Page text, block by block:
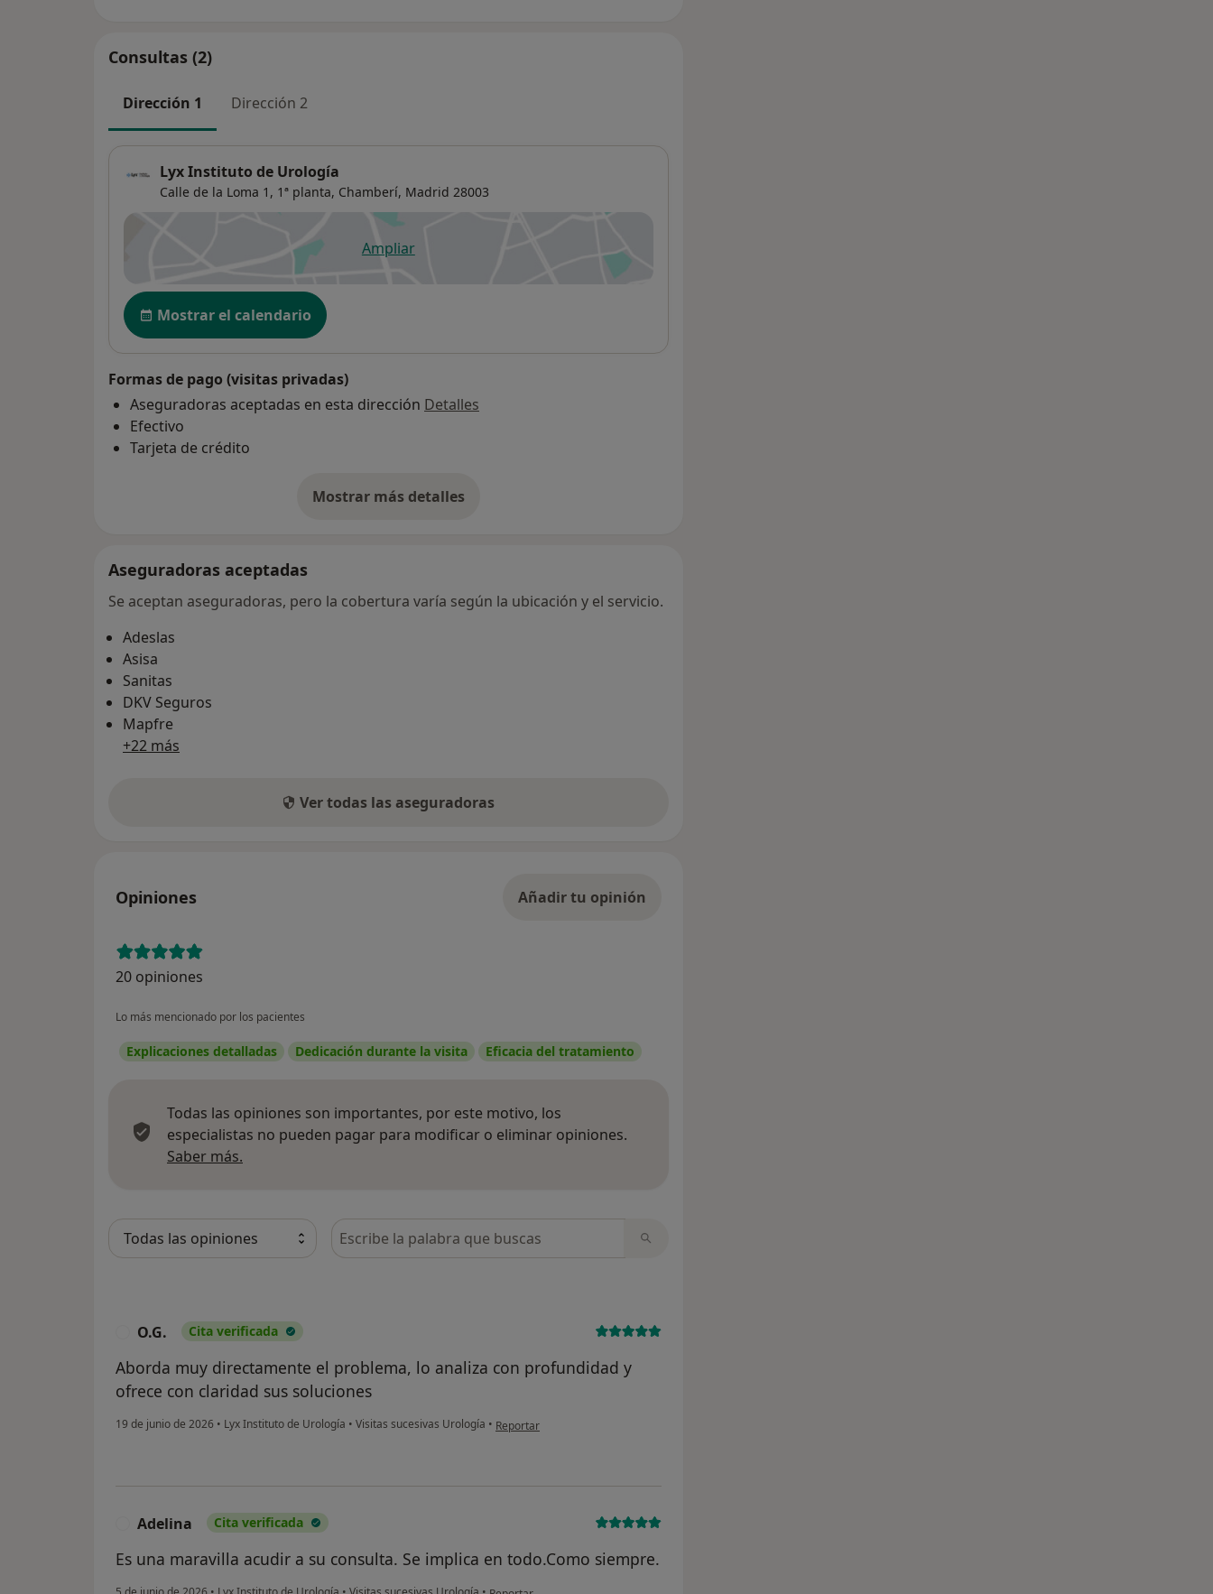
Consultas (2)
Dirección 1 Dirección 2
Lyx Instituto de Urología
Calle de la Loma 1, 1ª planta, Chamberí, Madrid 28003
Ampliarse abre en una nueva pestaña
Disponibilidad
Mostrar el calendario
Formas de pago (visitas privadas)
Aseguradoras aceptadas en esta dirección Detalles
Efectivo
Tarjeta de crédito
Mostrar más detalles
sobre la dirección
Aseguradoras aceptadas
Se aceptan aseguradoras, pero la cobertura varía según la ubicación y el servicio.
Adeslas
Asisa
Sanitas
DKV Seguros
Mapfre
+22 más
Ver todas las aseguradoras
Opiniones Añadir tu opinión
20 opiniones
Lo más mencionado por los pacientes
Explicaciones detalladas Dedicación durante la visita Eficacia del tratamiento
Todas las opiniones son importantes, por este motivo, los
especialistas no pueden pagar para modificar o eliminar opiniones.
Saber más.
Busca en opiniones
O.G. Cita verificada
Aborda muy directamente el problema, lo analiza con profundidad y
ofrece con claridad sus soluciones
19 de junio de 2026 • Lyx Instituto de Urología • Visitas sucesivas Urología • en opinión del usuario O.G.
Reportar
Adelina Cita verificada
Es una maravilla acudir a su consulta. Se implica en todo.Como siempre.
en opinión del usuario Adelina